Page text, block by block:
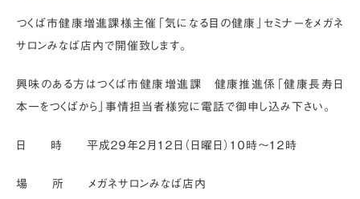
つくば市健康増進課様主催「気になる目の健康」セミナーをメガネ
サロンみなば店内で開催致します。
興味のある方はつくば市健康増進課 健康推進係「健康長寿日
本一をつくばから」事情担当者様宛に電話で御申し込み下さい。
日 時 平成２９年２月１２日（日曜日）１０時～１２時
場 所 メガネサロンみなば店内